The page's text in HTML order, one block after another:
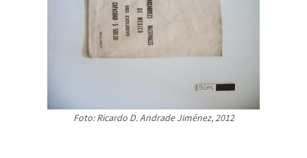
Foto: Ricardo D. Andrade Jiménez, 2012